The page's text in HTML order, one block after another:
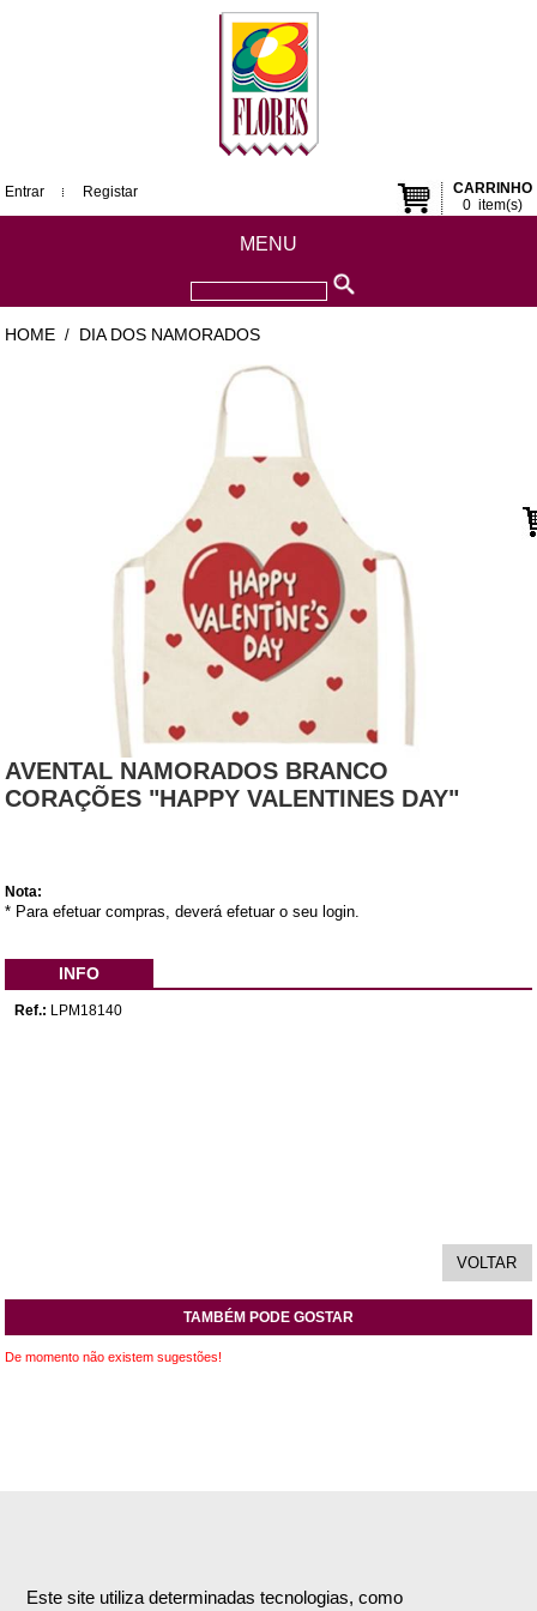
Este site utiliza determinadas tecnologias, como
CARRINHO
0item(s)
Entrar Registar
MENU
HOME / DIA DOS NAMORADOS
AVENTAL NAMORADOS BRANCO
CORAÇÕES "HAPPY VALENTINES DAY"
Nota:
* Para efetuar compras, deverá efetuar o seu login.
INFO
Ref.: LPM18140
TAMBÉM PODE GOSTAR
De momento não existem sugestões!
Empresa
Encomendas & Pagamentos